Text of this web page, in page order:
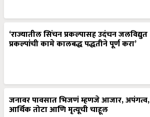
‘राज्यातील सिंचन प्रकल्पासह उदंचन जलविद्युत
प्रकल्पांची कामे कालबद्ध पद्धतीने पूर्ण करा’
जनावर पावसात भिजणं म्हणजे आजार, अपंगत्व,
आर्थिक तोटा आणि मृत्यूची चाहूल